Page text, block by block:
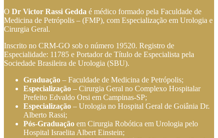
O Dr Victor Rassi Gedda é médico formado pela Faculdade de
Medicina de Petrópolis – (FMP), com Especialização em Urologia e
Cirurgia Geral.
Inscrito no CRM-GO sob o número 19520. Registro de
Especialidade: 11785 e Portador de Título de Especialista pela
Sociedade Brasileira de Urologia (SBU).
Graduação – Faculdade de Medicina de Petrópolis;
Especialização – Cirurgia Geral no Complexo Hospitalar
Prefeito Edvaldo Orsi em Campinas-SP;
Especialização – Urologia no Hospital Geral de Goiânia Dr.
Alberto Rassi;
Pós-Graduação em Cirurgia Robótica em Urologia pelo
Hospital Israelita Albert Einstein;